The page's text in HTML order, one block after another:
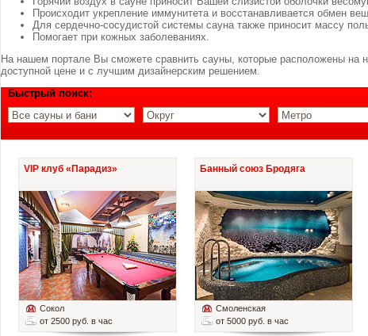
Происходит укрепление иммунитета и восстанавливается обмен
Для сердечно-сосудистой системы сауна также приносит массу
Помогает при кожных заболеваниях.
На нашем портале Вы сможете сравнить сауны, которые расположены на
доступной цене и с лучшим дизайнерским решением.
Быстрый поиск:
VIP клуб «Парадиз»
Сокол
от 2500 руб. в час
Банный союз Бродяга
Смоленская
от 5000 руб. в час